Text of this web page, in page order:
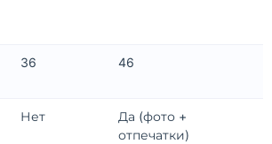
36 46
Нет
Да (фото +
отпечатки)